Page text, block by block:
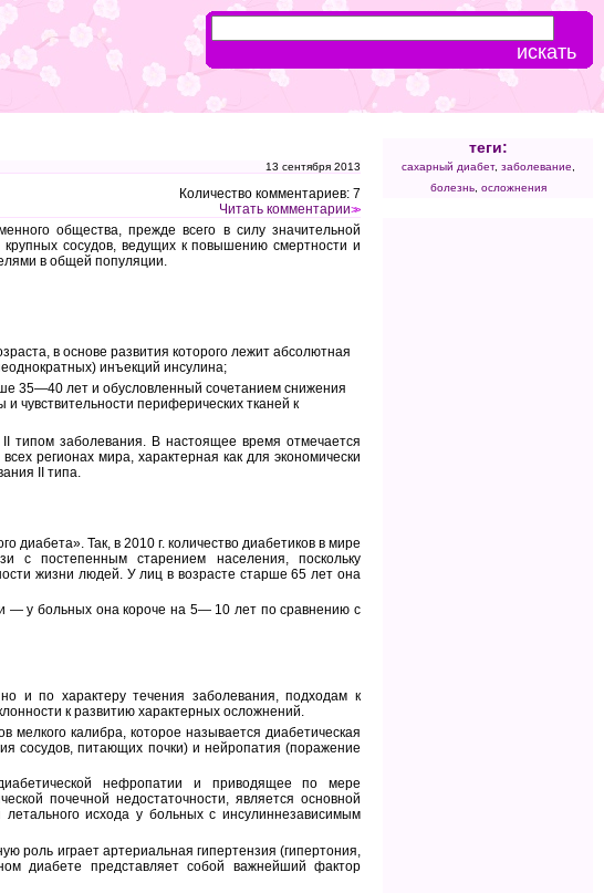
13 сентября 2013
Количество комментариев: 7
Читать комментарии>>
общества, прежде всего в силу значительной
сосудов, ведущих к повышению смертности и
в общей популяции.
в основе развития которого лежит абсолютная
инъекций инсулина;
35—40 лет и обусловленный сочетанием снижения
чувствительности периферических тканей к
типом заболевания. В настоящее время отмечается
регионах мира, характерная как для экономически
II типа.
диабета». Так, в 2010 г. количество диабетиков в мире
с постепенным старением населения, поскольку
жизни людей. У лиц в возрасте старше 65 лет она
— у больных она короче на 5— 10 лет по сравнению с
и по характеру течения заболевания, подходам к
к развитию характерных осложнений.
калибра, которое называется диабетическая
сосудов, питающих почки) и нейропатия (поражение
нефропатии и приводящее по мере
почечной недостаточности, является основной
исхода у больных с инсулиннезависимым
роль играет артериальная гипертензия (гипертония,
диабете представляет собой важнейший фактор
теги:
сахарный диабет, заболевание
болезнь, осложнения